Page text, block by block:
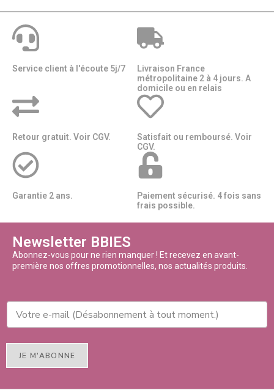
Service client à l'écoute 5j/7
Livraison France
métropolitaine 2 à 4 jours. A
domicile ou en relais​​
Retour gratuit. Voir CGV.
Satisfait ou remboursé. Voir
CGV.
Garantie 2 ans.
Paiement sécurisé. 4 fois sans
frais possible.
Newsletter BBIES
Abonnez-vous pour ne rien manquer ! Et recevez en avant-
première nos offres promotionnelles, nos actualités produits.
JE M'ABONNE